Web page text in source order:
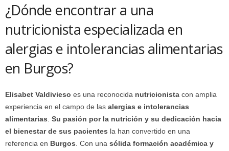
¿Dónde encontrar a una
nutricionista especializada en
alergias e intolerancias alimentarias
en Burgos?
Elisabet Valdivieso es una reconocida nutricionista con amplia
experiencia en el campo de las alergias e intolerancias
alimentarias. Su pasión por la nutrición y su dedicación hacia
el bienestar de sus pacientes la han convertido en una
referencia en Burgos. Con una sólida formación académica y